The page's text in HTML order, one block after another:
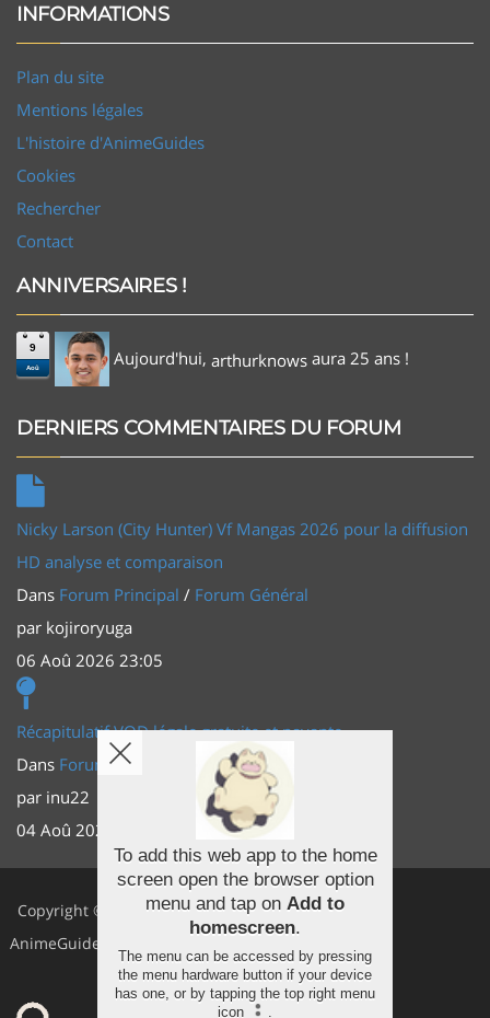
INFORMATIONS
Plan du site
Mentions légales
L'histoire d'AnimeGuides
Cookies
Rechercher
Contact
ANNIVERSAIRES !
9
Aoû Aujourd'hui, arthurknows aura 25 ans !
DERNIERS COMMENTAIRES DU FORUM
Nicky Larson (City Hunter) Vf Mangas 2026 pour la diffusion
HD analyse et comparaison
Dans Forum Principal / Forum Général
par kojiroryuga
06 Aoû 2026 23:05
Récapitulatif VOD légale gratuite et payante
Dans Forum Principal
Actus (TV, vidéo, web)
par inu22
04 Aoû 2026 20:30
Copyright ©
AnimeGuides
Facebook
Youtube
Twitter
To add this web app to the home
screen open the browser option
menu and tap on Add to
homescreen.
The menu can be accessed by pressing
the menu hardware button if your device
has one, or by tapping the top right menu
icon
.